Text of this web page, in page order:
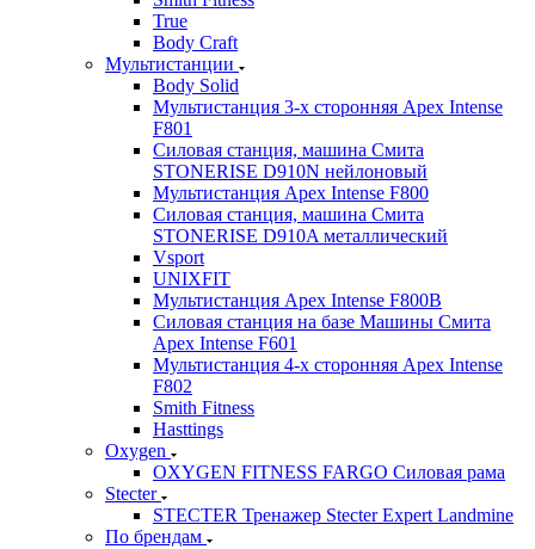
True
Body Craft
Мультистанции
Body Solid
Мультистанция 3-х сторонняя Apex Intense
F801
Силовая станция, машина Смита
STONERISE D910N нейлоновый
Мультистанция Apex Intense F800
Силовая станция, машина Смита
STONERISE D910A металлический
Vsport
UNIXFIT
Мультистанция Apex Intense F800B
Силовая станция на базе Машины Смита
Apex Intense F601
Мультистанция 4-х сторонняя Apex Intense
F802
Smith Fitness
Hasttings
Oxygen
OXYGEN FITNESS FARGO Силовая рама
Stecter
STECTER Тренажер Stecter Expert Landmine
По брендам